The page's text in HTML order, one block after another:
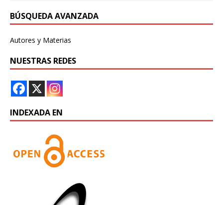
BÚSQUEDA AVANZADA
Autores y Materias
NUESTRAS REDES
INDEXADA EN